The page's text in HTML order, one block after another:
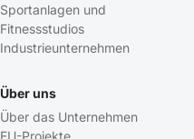
Sportanlagen und
Fitnessstudios
Industrieunternehmen
Über uns
Über das Unternehmen
EU-Projekte